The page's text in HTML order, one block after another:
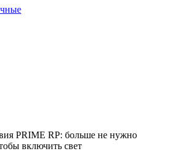
PRIME RP: больше не нужно
включить свет